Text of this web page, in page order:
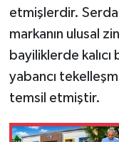
etmişlerdir.
markanın ulusal
bayiliklerde
yabancı
temsil etmiştir.